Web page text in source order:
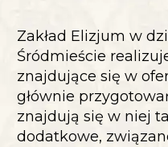
Zakład Elizjum w
Śródmieście
znajdujące się w
głównie
znajdują się w niej
dodatkowe,